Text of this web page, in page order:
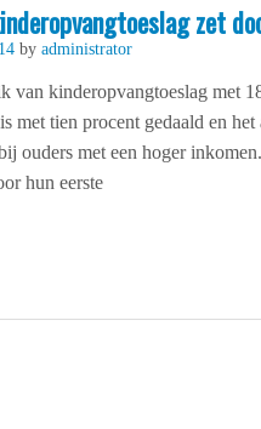
zet
by administrator
van kinderopvangtoeslag met
met tien procent gedaald en
ouders met een hoger
hun eerste